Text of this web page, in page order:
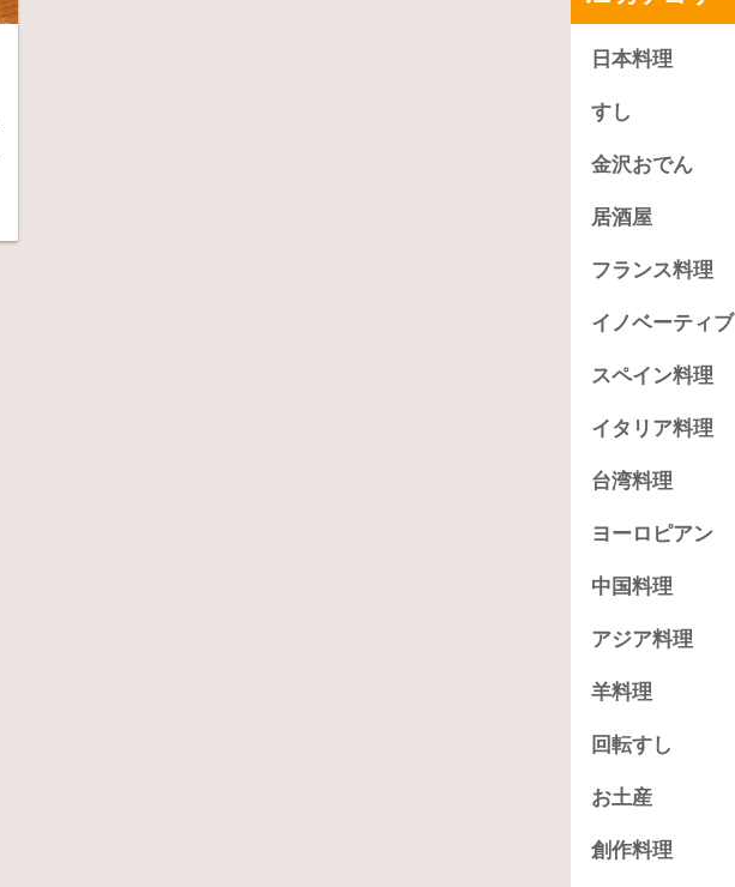
日本料理
すし
金沢おでん
居酒屋
フランス料理
イノベーティブ
スペイン料理
イタリア料理
台湾料理
ヨーロピアン
中国料理
アジア料理
羊料理
回転すし
お土産
創作料理